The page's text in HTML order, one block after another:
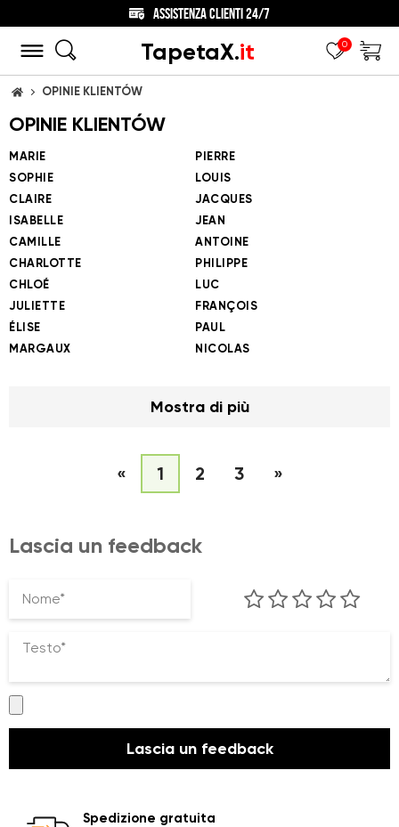
ASSISTENZA CLIENTI 24/7
TapetaX.it 0
CASA OPINIE KLIENTÓW
OPINIE KLIENTÓW
MARIE
PIERRE
SOPHIE
LOUIS
CLAIRE
JACQUES
ISABELLE
JEAN
CAMILLE
ANTOINE
CHARLOTTE
PHILIPPE
CHLOÉ
LUC
JULIETTE
FRANÇOIS
ÉLISE
PAUL
MARGAUX
NICOLAS
Mostra di più
« 1 2 3 »
Lascia un feedback
Nome*
Testo*
Lascia un feedback
Spedizione gratuita